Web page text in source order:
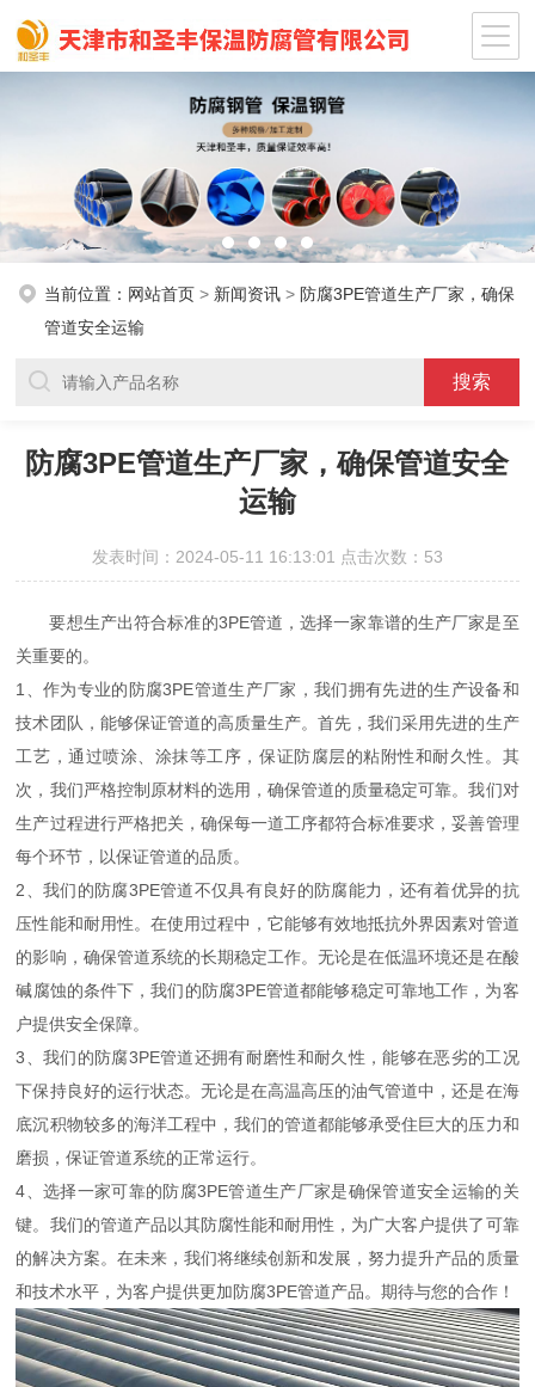
当前位置： 网站首页 > 新闻资讯 > 防腐3PE管道生产厂家，确保
管道安全运输
防腐3PE管道生产厂家，确保管道安全
运输
发表时间：2024-05-11 16:13:01 点击次数：53
要想生产出符合标准的3PE管道，选择一家靠谱的生产厂家是至
关重要的。
1、作为专业的防腐3PE管道生产厂家，我们拥有先进的生产设备和
技术团队，能够保证管道的高质量生产。首先，我们采用先进的生产
工艺，通过喷涂、涂抹等工序，保证防腐层的粘附性和耐久性。其
次，我们严格控制原材料的选用，确保管道的质量稳定可靠。我们对
生产过程进行严格把关，确保每一道工序都符合标准要求，妥善管理
每个环节，以保证管道的品质。
2、我们的防腐3PE管道不仅具有良好的防腐能力，还有着优异的抗
压性能和耐用性。在使用过程中，它能够有效地抵抗外界因素对管道
的影响，确保管道系统的长期稳定工作。无论是在低温环境还是在酸
碱腐蚀的条件下，我们的防腐3PE管道都能够稳定可靠地工作，为客
户提供安全保障。
3、我们的防腐3PE管道还拥有耐磨性和耐久性，能够在恶劣的工况
下保持良好的运行状态。无论是在高温高压的油气管道中，还是在海
底沉积物较多的海洋工程中，我们的管道都能够承受住巨大的压力和
磨损，保证管道系统的正常运行。
4、选择一家可靠的防腐3PE管道生产厂家是确保管道安全运输的关
键。我们的管道产品以其防腐性能和耐用性，为广大客户提供了可靠
的解决方案。在未来，我们将继续创新和发展，努力提升产品的质量
和技术水平，为客户提供更加防腐3PE管道产品。期待与您的合作！